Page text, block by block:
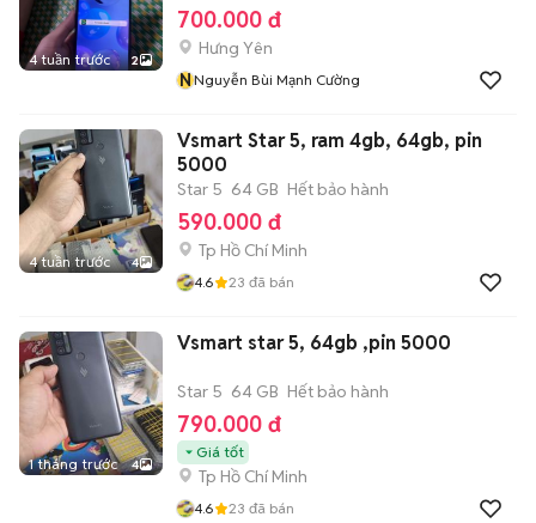
4 tuần trước 2
700.000 đ
Hưng Yên
NNguyễn Bùi Mạnh Cường
4 tuần trước 4
Vsmart Star 5, ram 4gb, 64gb, pin
5000
Star 5 64 GB Hết bảo hành
590.000 đ
Tp Hồ Chí Minh
4.6 23 đã bán
1 tháng trước 4
Vsmart star 5, 64gb ,pin 5000
Star 5 64 GB Hết bảo hành
790.000 đ
Giá tốt
Tp Hồ Chí Minh
4.6 23 đã bán